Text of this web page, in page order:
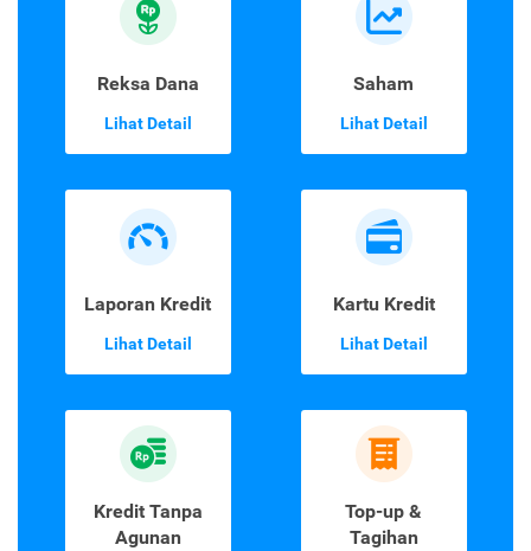
Reksa Dana
Lihat Detail
Saham
Lihat Detail
Laporan Kredit
Lihat Detail
Kartu Kredit
Lihat Detail
Kredit Tanpa
Agunan
Top-up &
Tagihan